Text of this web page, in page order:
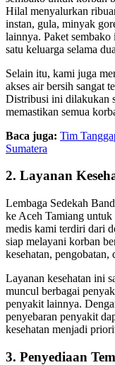
Hilal menyalurkan
instan, gula, minyak
lainnya. Paket
satu keluarga selama
Selain itu, kami juga
akses air bersih sangat
Distribusi ini dilakukan
memastikan semua
Baca juga: Tim
Sumatera
2. Layanan
Lembaga Sedekah
ke Aceh Tamiang untuk
medis kami terdiri dari
siap melayani korban
kesehatan, pengobatan,
Layanan kesehatan ini
muncul berbagai
penyakit lainnya.
penyebaran penyakit
kesehatan menjadi
3. Penyediaan